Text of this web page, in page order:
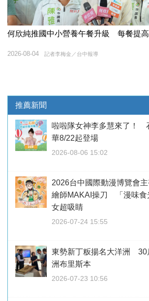
何欣純推國中小營養午餐升級 每餐提
記者李梅金／台中報導
2026-08-04
推薦新聞
啦啦隊女神李多慧來了！
華8/22起登場
2026-08-06 15:02
2026台中國際動漫博覽會
繪師MAKAI操刀 「漫味食
女超吸睛
2026-07-24 15:55
東勢新丁粄揚名大洋洲 30
洲布里斯本
2026-07-23 10:56